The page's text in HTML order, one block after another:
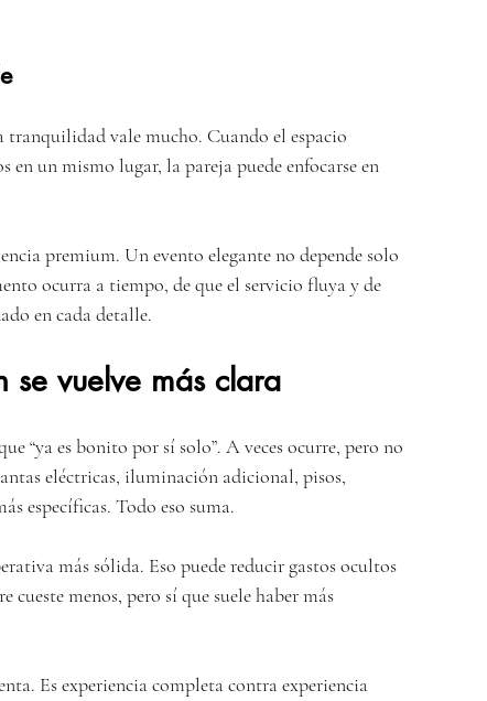
tranquilidad vale mucho. Cuando el espacio
un mismo lugar, la pareja puede enfocarse en
premium. Un evento elegante no depende solo
ocurra a tiempo, de que el servicio fluya y de
en cada detalle.
se vuelve más clara
“ya es bonito por sí solo”. A veces ocurre, pero no
eléctricas, iluminación adicional, pisos,
específicas. Todo eso suma.
más sólida. Eso puede reducir gastos ocultos
menos, pero sí que suele haber más
Es experiencia completa contra experiencia